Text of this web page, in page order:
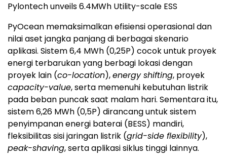
Pylontech unveils 6.4MWh Utility-scale ESS
PyOcean memaksimalkan efisiensi operasional dan
nilai aset jangka panjang di berbagai skenario
aplikasi. Sistem 6,4 MWh (0,25P) cocok untuk proyek
energi terbarukan yang berbagi lokasi dengan
proyek lain (co-location),energy shifting, proyek
capacity-value, serta memenuhi kebutuhan listrik
pada beban puncak saat malam hari. Sementara itu,
sistem 6,26 MWh (0,5P) dirancang untuk sistem
penyimpanan energi baterai (BESS) mandiri,
fleksibilitas sisi jaringan listrik (grid-side flexibility),
peak-shaving, serta aplikasi siklus tinggi lainnya.